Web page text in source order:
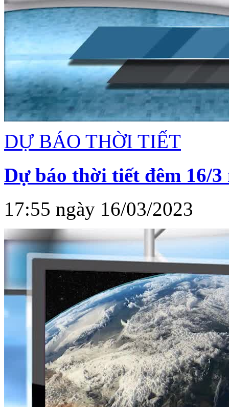
DỰ BÁO THỜI TIẾT
Dự báo thời tiết đêm 16/3
17:55 ngày 16/03/2023